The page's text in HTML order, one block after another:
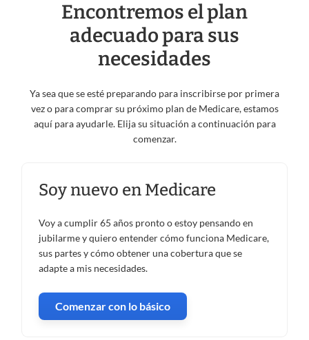
Encontremos el plan
adecuado para sus
necesidades
Ya sea que se esté preparando para inscribirse por primera
vez o para comprar su próximo plan de Medicare, estamos
aquí para ayudarle. Elija su situación a continuación para
comenzar.
Soy nuevo en Medicare
Voy a cumplir 65 años pronto o estoy pensando en
jubilarme y quiero entender cómo funciona Medicare,
sus partes y cómo obtener una cobertura que se
adapte a mis necesidades.
Comenzar con lo básico